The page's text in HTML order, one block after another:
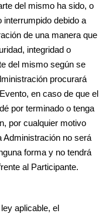
del mismo ha sido, o
interrumpido debido a
de una manera que
integridad o
del mismo según se
procurará
en caso de que el
por terminado o tenga
por cualquier motivo
Administración no será
forma y no tendrá
al Participante.
aplicable, el